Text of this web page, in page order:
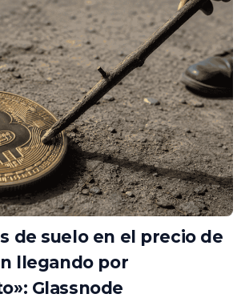
de suelo en el precio de
llegando por
Glassnode